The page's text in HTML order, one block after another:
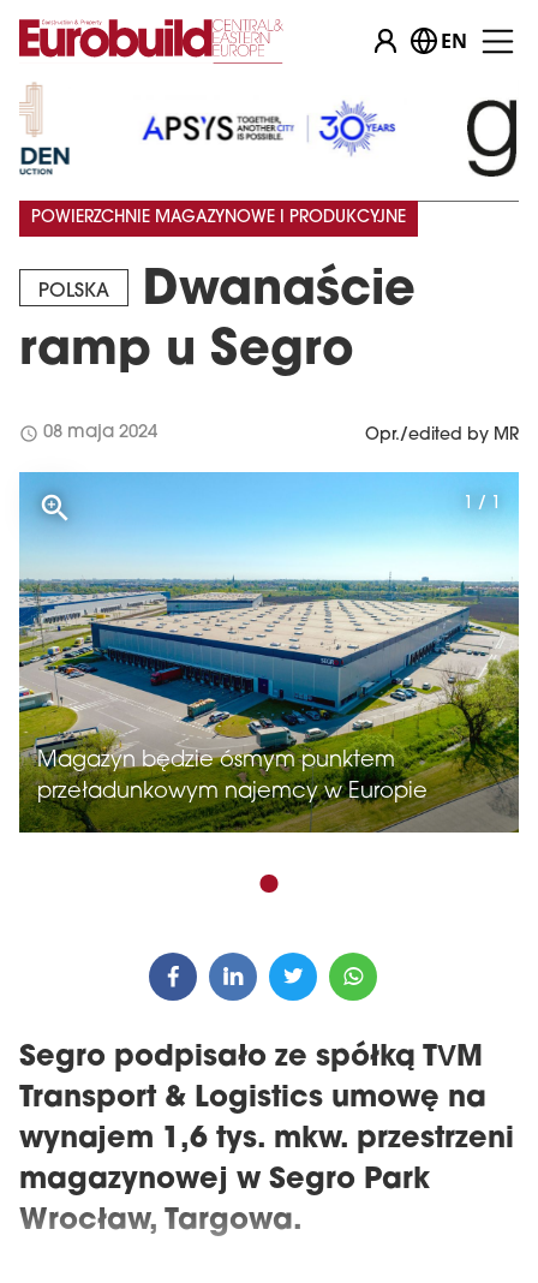
EN
POLSKA
Dwanaście
ramp u Segro
POWIERZCHNIE MAGAZYNOWE I PRODUKCYJNE
schedule 08 maja 2024 Opr./edited by MR
Magazyn będzie ósmym punktem
przeładunkowym najemcy w Europie
1 / 1
Segro podpisało ze spółką TVM
Transport & Logistics umowę na
wynajem 1,6 tys. mkw. przestrzeni
magazynowej w Segro Park
Wrocław, Targowa.